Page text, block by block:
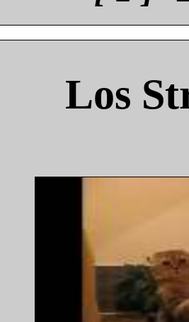
Los